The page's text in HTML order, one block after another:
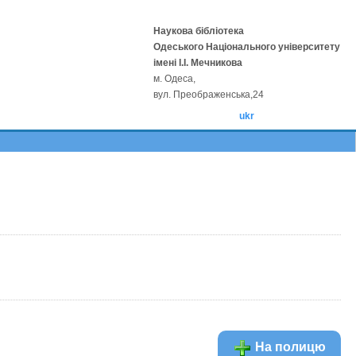
Наукова бібліотека
Одеського Національного університету
імені І.І. Мечникова
м. Одеса,
вул. Преображенська,24
ukr
На полицю